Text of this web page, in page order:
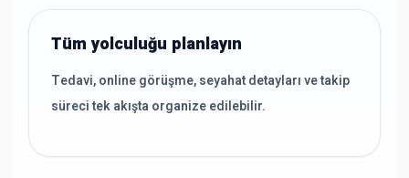
Tüm yolculuğu planlayın
Tedavi, online görüşme, seyahat detayları ve takip
süreci tek akışta organize edilebilir.